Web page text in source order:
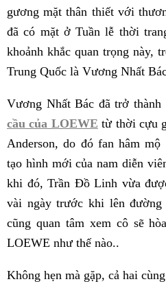
gương mặt thân thiết với
đã có mặt ở Tuần lễ thời
khoảnh khắc quan trọng này,
Trung Quốc là Vương Nhất
Vương Nhất Bác đã trở thành
cầu của LOEWE từ thời cựu
Anderson, do đó fan hâm
tạo hình mới của nam diễn
khi đó, Trần Đồ Linh vừa
vài ngày trước khi lên đường
cũng quan tâm xem cô sẽ
LOEWE như thế nào..
Không hẹn mà gặp, cả hai